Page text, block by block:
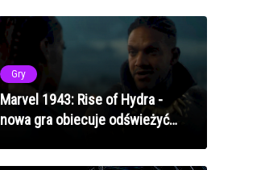
Gry
Marvel 1943: Rise of Hydra -
nowa gra obiecuje odświeżyć